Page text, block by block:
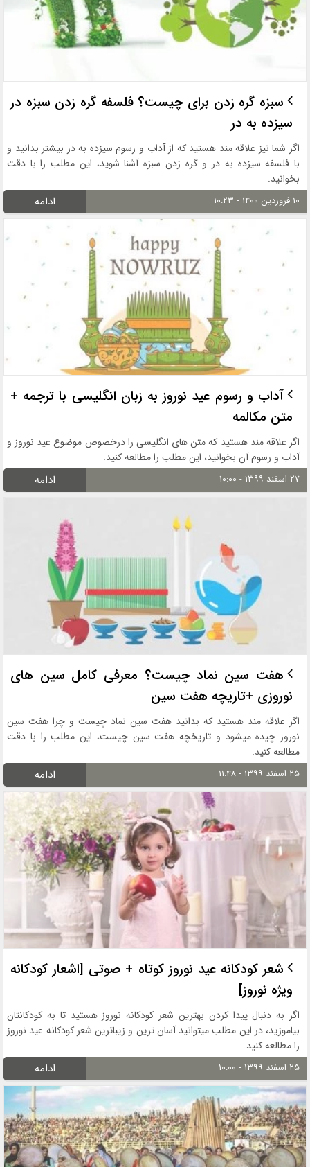
سبزه گره زدن برای چیست؟ فلسفه گره زدن سبزه در
سیزده به در
اگر شما نیز علاقه مند هستید که از آداب و رسوم سیزده به در بیشتر بدانید و
با فلسفه سیزده به در و گره زدن سبزه آشنا شوید، این مطلب را با دقت
بخوانید.
۱۰ فروردین ۱۴۰۰ - ۱۰:۲۳ ادامه
آداب و رسوم عید نوروز به زبان انگلیسی با ترجمه +
متن مکالمه
اگر علاقه مند هستید که متن های انگلیسی را درخصوص موضوع عید نوروز و
آداب و رسوم آن بخوانید، این مطلب را مطالعه کنید.
۲۷ اسفند ۱۳۹۹ - ۱۰:۰۰ ادامه
هفت سین نماد چیست؟ معرفی کامل سین های
نوروزی +تاریچه هفت سین
اگر علاقه مند هستید که بدانید هفت سین نماد چیست و چرا هفت سین
نوروز چیده میشود و تاریخچه هفت سین چیست، این مطلب را با دقت
مطالعه کنید.
۲۵ اسفند ۱۳۹۹ - ۱۱:۴۸ ادامه
شعر کودکانه عید نوروز کوتاه + صوتی [اشعار کودکانه
ویژه نوروز]
اگر به دنبال پیدا کردن بهترین شعر کودکانه نوروز هستید تا به کودکانتان
بیاموزید، در این مطلب میتوانید آسان ترین و زیباترین شعر کودکانه عید نوروز
را مطالعه کنید.
۲۵ اسفند ۱۳۹۹ - ۱۰:۰۰ ادامه